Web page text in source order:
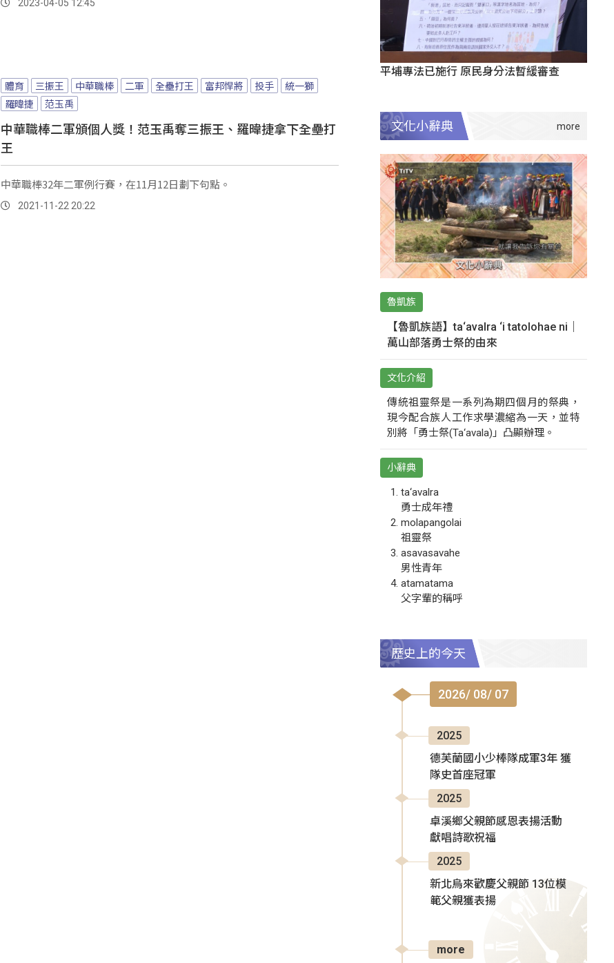
2023-04-05 12:45
體育 三振王 中華職棒 二軍 全壘打王 富邦悍將 投手
統一獅
羅暐捷
范玉禹
中華職棒二軍頒個人獎！范玉禹奪三振王、羅暐捷拿下全壘打
王
中華職棒32年二軍例行賽，在11月12日劃下句點。
2021-11-22 20:22
平埔專法已施行 原民身分法暫緩審查
文化小辭典
魯凱族
【魯凱族語】ta‘avalra ‘i tatolohae ni｜
萬山部落勇士祭的由來
文化介紹
傳統祖靈祭是一系列為期四個月的祭典，
現今配合族人工作求學濃縮為一天，並特
別將「勇士祭(Ta‘avala)」凸顯辦理。
小辭典
ta‘avalra
勇士成年禮
molapangolai
祖靈祭
asavasavahe
男性青年
atamatama
父字輩的稱呼
歷史上的今天
2026/ 08/ 07
2025
德芙蘭國小少棒隊成軍3年 獲
隊史首座冠軍
2025
卓溪鄉父親節感恩表揚活動
獻唱詩歌祝福
2025
新北烏來歡慶父親節 13位模
範父親獲表揚
more